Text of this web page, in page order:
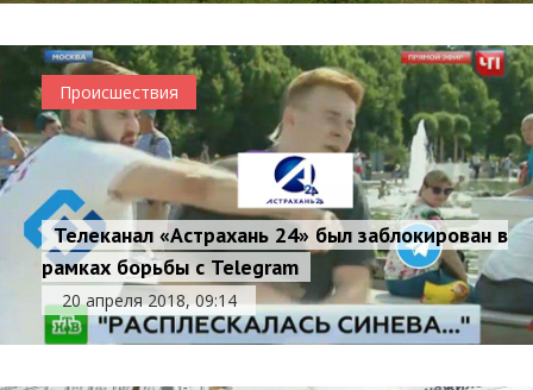
Происшествия
Телеканал «Астрахань 24» был заблокирован в
рамках борьбы с Telegram
20 апреля 2018, 09:14